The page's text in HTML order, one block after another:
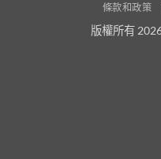
條款和政策
版權所有